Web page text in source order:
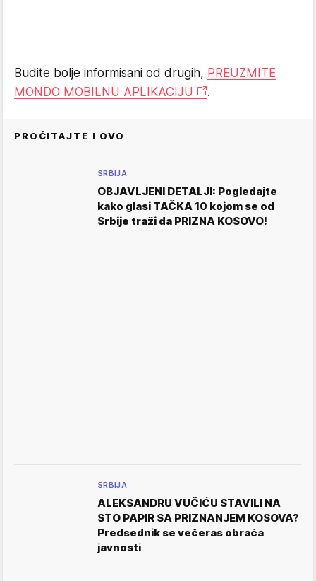
Budite bolje informisani od drugih, PREUZMITE
MONDO MOBILNU APLIKACIJU
.
PROČITAJTE I OVO
SRBIJA
OBJAVLJENI DETALJI: Pogledajte
kako glasi TAČKA 10 kojom se od
Srbije traži da PRIZNA KOSOVO!
SRBIJA
ALEKSANDRU VUČIĆU STAVILI NA
STO PAPIR SA PRIZNANJEM KOSOVA?
Predsednik se večeras obraća
javnosti